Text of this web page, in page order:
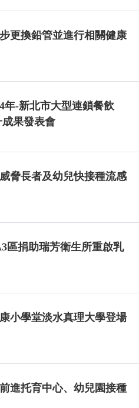
更換鉛管並進行相關健康
年-新北市大型連鎖餐飲
果發表會
脅長者及幼兒快接種流感
區捐助瑞芳衛生所重啟乳
小學堂淡水真理大學登場
進托育中心、幼兒園接種